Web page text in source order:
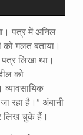
पत्र में अनिल
को गलत बताया।
लिखा था।
को
व्यावसायिक
रहा है।” अंबानी
लिख चुके हैं।